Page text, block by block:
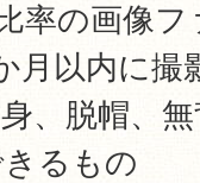
率の画像フ
月以内に撮
、脱帽、
るもの